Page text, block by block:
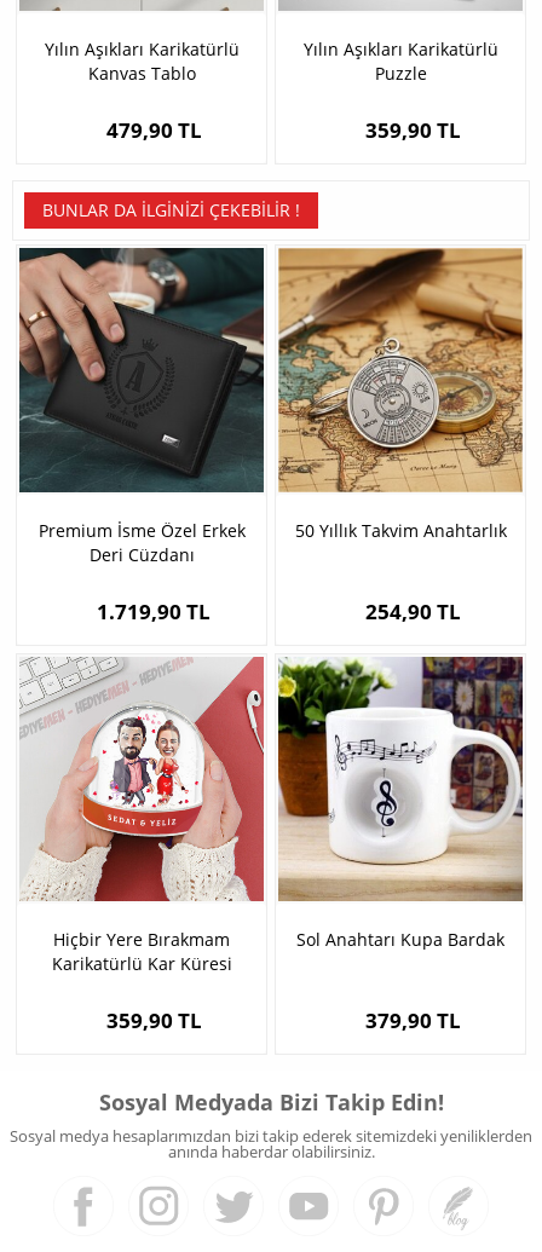
Yılın Aşıkları Karikatürlü
Kanvas Tablo
479,90 TL
Yılın Aşıkları Karikatürlü
Puzzle
359,90 TL
BUNLAR DA İLGINIZI ÇEKEBILIR !
Premium İsme Özel Erkek
Deri Cüzdanı
1.719,90 TL
50 Yıllık Takvim Anahtarlık
254,90 TL
Hiçbir Yere Bırakmam
Karikatürlü Kar Küresi
359,90 TL
Sol Anahtarı Kupa Bardak
379,90 TL
Sosyal Medyada Bizi Takip Edin!
Sosyal medya hesaplarımızdan bizi takip ederek sitemizdeki yeniliklerden
anında haberdar olabilirsiniz.